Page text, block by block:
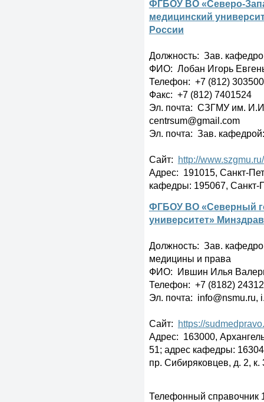
ФГБОУ ВО «Северо-
медицинский
России
Должность: Зав.
ФИО: Лобан Игорь
Телефон: +7 (812)
Факс: +7 (812) 7401524
Эл. почта: СЗГМУ им.
centrsum@gmail.com
Эл. почта: Зав.
Сайт: http://www.szgmu.ru/
Адрес: 191015, Санкт-
кафедры: 195067, Санкт-
ФГБОУ ВО «Северный
университет»
Должность: Зав.
медицины и права
ФИО: Ившин Илья
Телефон: +7 (8182)
Эл. почта: info@nsmu.ru,
Сайт: https://
Адрес: 163000,
51; адрес кафедры:
пр. Сибиряковцев, д. 2, к.
Телефонный справочник